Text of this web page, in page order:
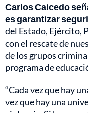
Carlos Caicedo
es garantizar
del Estado, Ejército,
con el rescate de
de los grupos
programa de
“Cada vez que hay
vez que hay una